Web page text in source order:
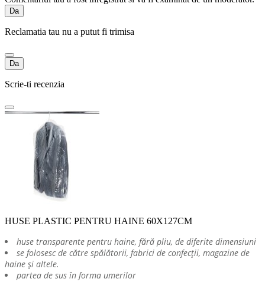
Da
Reclamatia tau nu a putut fi trimisa
Da
Scrie-ti recenzia
HUSE PLASTIC PENTRU HAINE 60X127CM
huse transparente pentru haine, fără pliu, de diferite dimensiuni
se folosesc de către spălătorii, fabrici de confecții, magazine de
haine și altele.
partea de sus în forma umerilor